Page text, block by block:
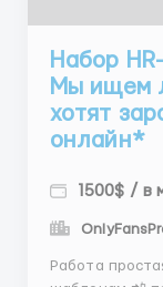
Набор
Мы ищем
хотят
онлайн*
1500$ / в
Работа